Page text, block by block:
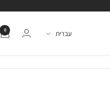
שפה
עברית 0